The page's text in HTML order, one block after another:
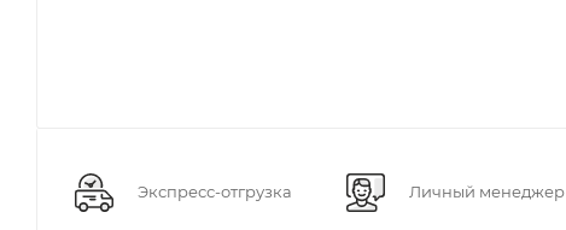
Экспресс-отгрузка Личный менеджер